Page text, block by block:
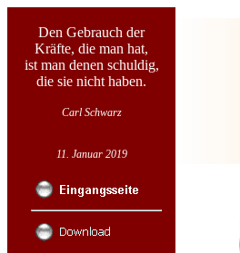
Den Gebrauch der
Kräfte, die man hat,
ist man denen schuldig,
die sie nicht haben.
Carl Schwarz
11. Januar 2019